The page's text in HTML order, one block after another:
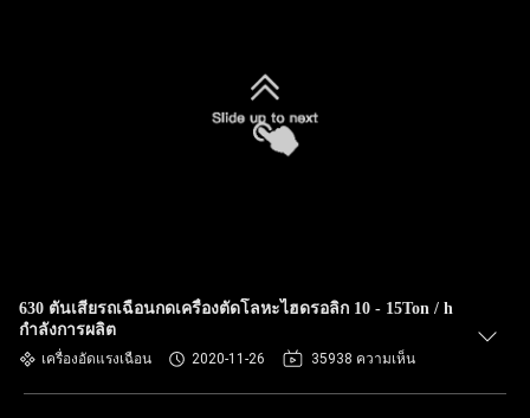
630 ตันเสียรถเฉือนกดเครื่องตัดโลหะไฮดรอลิก 10 - 15Ton / h
กำลังการผลิต
เครื่องอัดแรงเฉือน 2020-11-26 35938 ความเห็น